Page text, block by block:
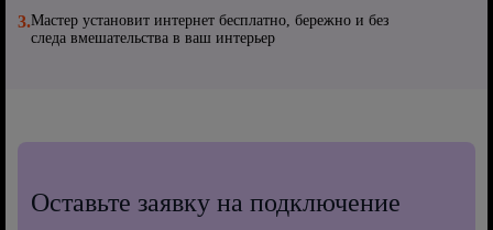
3.Мастер установит интернет бесплатно, бережно и без
следа вмешательства в ваш интерьер
Оставьте заявку на подключение